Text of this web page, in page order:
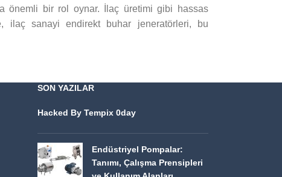
önemli bir rol oynar. İlaç üretimi gibi hassas
ilaç sanayi endirekt buhar jeneratörleri, bu
SON YAZILAR
Hacked By Tempix 0day
Endüstriyel Pompalar:
Tanımı, Çalışma Prensipleri